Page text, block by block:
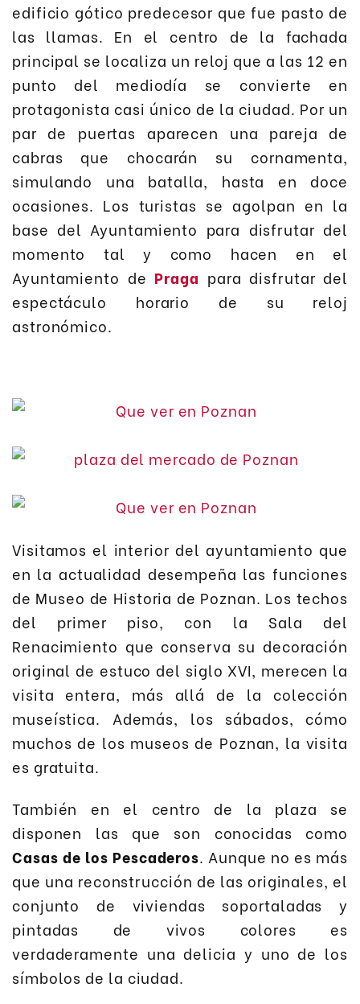
edificio gótico predecesor que fue pasto de
las llamas. En el centro de la fachada
principal se localiza un reloj que a las 12 en
punto del mediodía se convierte en
protagonista casi único de la ciudad. Por un
par de puertas aparecen una pareja de
cabras que chocarán su cornamenta,
simulando una batalla, hasta en doce
ocasiones. Los turistas se agolpan en la
base del Ayuntamiento para disfrutar del
momento tal y como hacen en el
Ayuntamiento de Praga para disfrutar del
espectáculo horario de su reloj
astronómico.
Visitamos el interior del ayuntamiento que
en la actualidad desempeña las funciones
de Museo de Historia de Poznan. Los techos
del primer piso, con la Sala del
Renacimiento que conserva su decoración
original de estuco del siglo XVI, merecen la
visita entera, más allá de la colección
museística. Además, los sábados, cómo
muchos de los museos de Poznan, la visita
es gratuita.
También en el centro de la plaza se
disponen las que son conocidas como
Casas de los Pescaderos. Aunque no es más
que una reconstrucción de las originales, el
conjunto de viviendas soportaladas y
pintadas de vivos colores es
verdaderamente una delicia y uno de los
símbolos de la ciudad.